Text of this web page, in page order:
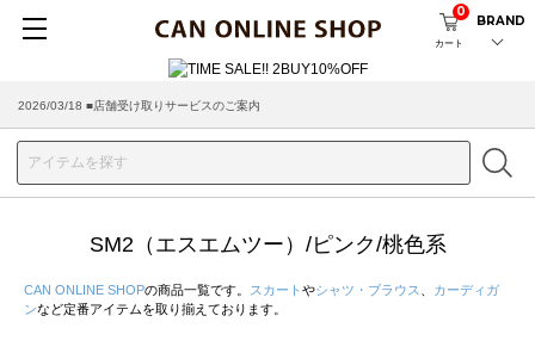
カート
0
BRAND
2026/03/18 ■店舗受け取りサービスのご案内
SM2（エスエムツー）/ピンク/桃色系
CAN ONLINE SHOPの商品一覧です。 スカート やシャツ・ブラウス
カーディガ
ンなど定番アイテムを取り揃えております。